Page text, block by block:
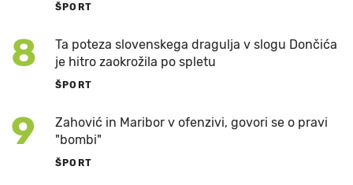
ŠPORT
8
Ta poteza slovenskega dragulja v slogu Dončića
je hitro zaokrožila po spletu
ŠPORT
9
Zahović in Maribor v ofenzivi, govori se o pravi
"bombi"
ŠPORT